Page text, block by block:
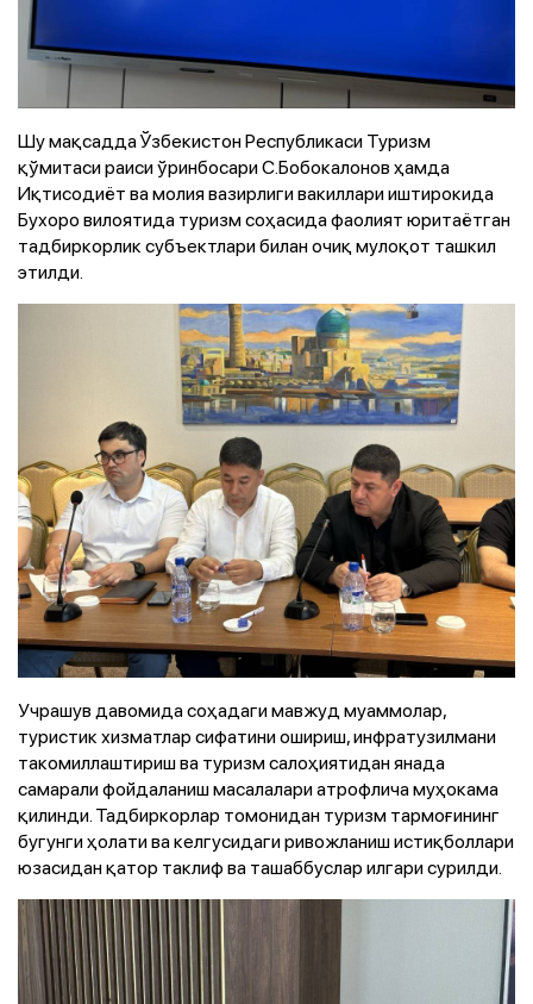
Шу мақсадда Ўзбекистон Республикаси Туризм
қўмитаси раиси ўринбосари С.Бобокалонов ҳамда
Иқтисодиёт ва молия вазирлиги вакиллари иштирокида
Бухоро вилоятида туризм соҳасида фаолият юритаётган
тадбиркорлик субъектлари билан очиқ мулоқот ташкил
этилди.
Учрашув давомида соҳадаги мавжуд муаммолар,
туристик хизматлар сифатини ошириш, инфратузилмани
такомиллаштириш ва туризм салоҳиятидан янада
самарали фойдаланиш масалалари атрофлича муҳокама
қилинди. Тадбиркорлар томонидан туризм тармоғининг
бугунги ҳолати ва келгусидаги ривожланиш истиқболлари
юзасидан қатор таклиф ва ташаббуслар илгари сурилди.